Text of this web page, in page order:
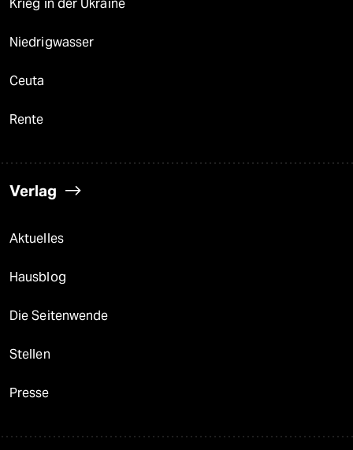
Krieg in der Ukraine
Niedrigwasser
Ceuta
Rente
Verlag
Aktuelles
Hausblog
Die Seitenwende
Stellen
Presse